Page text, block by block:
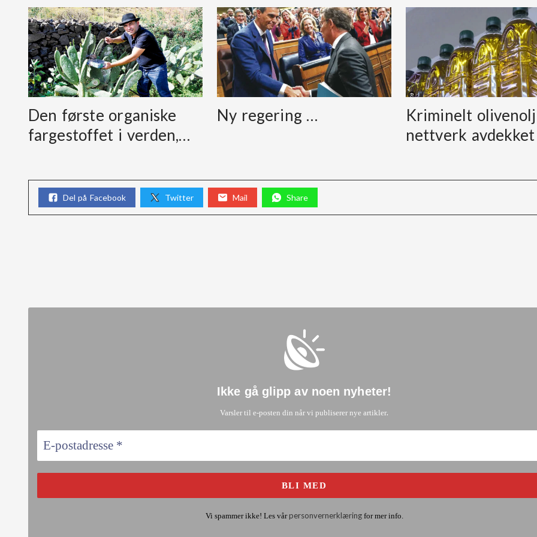
Den første organiske
fargestoffet i verden,…
Ny regering …
Kriminelt
nettverk avdekket
Del på Facebook Twitter Mail Share
Ikke gå glipp av noen nyheter!
Varsler til e-posten din når vi publiserer nye artikler.
Vi spammer ikke! Les vår personvernerklæringfor mer info.